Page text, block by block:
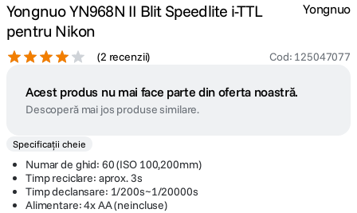
Yongnuo YN968N II Blit Speedlite i-TTL
pentru Nikon
(2 recenzii) Cod: 125047077
Yongnuo
Acest produs nu mai face parte din oferta noastră.
Descoperă mai jos produse similare.
Specificații cheie
Numar de ghid: 60 (ISO 100,200mm)
Timp reciclare: aprox. 3s
Timp declansare: 1/200s~1/20000s
Alimentare: 4x AA (neincluse)